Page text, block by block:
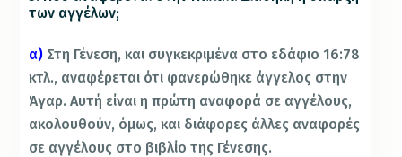
των αγγέλων;
α) Στη Γένεση, και συγκεκριμένα στο εδάφιο 16:78
κτλ., αναφέρεται ότι φανερώθηκε άγγελος στην
Άγαρ. Αυτή είναι η πρώτη αναφορά σε αγγέλους,
ακολουθούν, όμως, και διάφορες άλλες αναφορές
σε αγγέλους στο βιβλίο της Γένεσης.